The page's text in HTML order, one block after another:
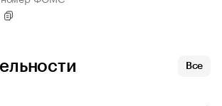
Все